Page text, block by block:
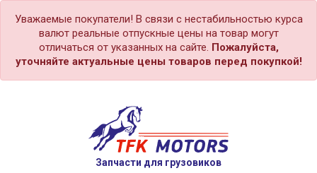
Уважаемые покупатели! В связи с нестабильностью курса
валют реальные отпускные цены на товар могут
отличаться от указанных на сайте. Пожалуйста,
уточняйте актуальные цены товаров перед покупкой!
Запчасти для грузовиков